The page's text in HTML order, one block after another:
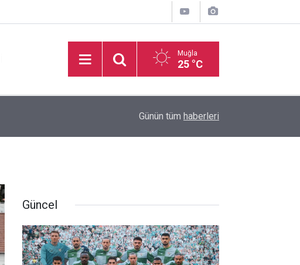
Muğla
25 °C
İşitme Engelliler Genç Kız Futsal Milli Takımı,
Günün tüm haberleri
Güncel